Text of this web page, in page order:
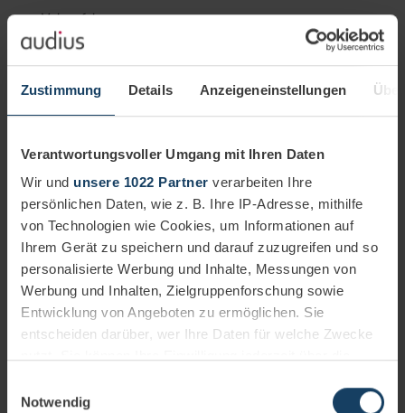
Zustimmung Details Anzeigeneinstellungen
Verantwortungsvoller Umgang mit Ihren Daten
Wir und unsere 1022 Partner verarbeiten Ihre
persönlichen Daten, wie z. B. Ihre IP-Adresse, mithilfe
von Technologien wie Cookies, um Informationen auf
Ihrem Gerät zu speichern und darauf zuzugreifen und so
personalisierte Werbung und Inhalte, Messungen von
Werbung und Inhalten, Zielgruppenforschung sowie
Entwicklung von Angeboten zu ermöglichen. Sie
entscheiden darüber, wer Ihre Daten für welche Zwecke
Trigger Symbol ändern oder widerrufen
Notwendig
Mehr erfahren
CorporateNews
Investor Relations
audius wächst in 2024 organisch um 7,4 % / sehr
starker operativer Cashflow und Auftragsbestand